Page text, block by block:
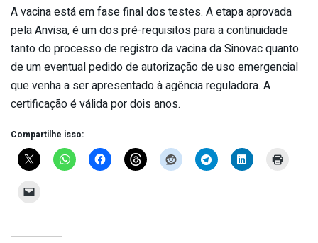
A vacina está em fase final dos testes. A etapa aprovada
pela Anvisa, é um dos pré-requisitos para a continuidade
tanto do processo de registro da vacina da Sinovac quanto
de um eventual pedido de autorização de uso emergencial
que venha a ser apresentado à agência reguladora. A
certificação é válida por dois anos.
Compartilhe isso: